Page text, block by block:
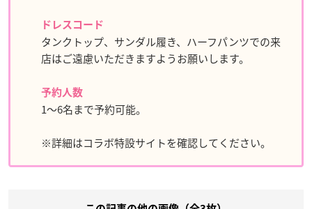
ドレスコード
タンクトップ、サンダル履き、ハーフパンツでの来
店はご遠慮いただきますようお願いします。
予約人数
1～6名まで予約可能。
※詳細はコラボ特設サイトを確認してください。